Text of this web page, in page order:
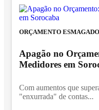
ORÇAMENTO ESMAGADO
Apagão no
Medidores em
Com aumentos que
"enxurrada" de contas...